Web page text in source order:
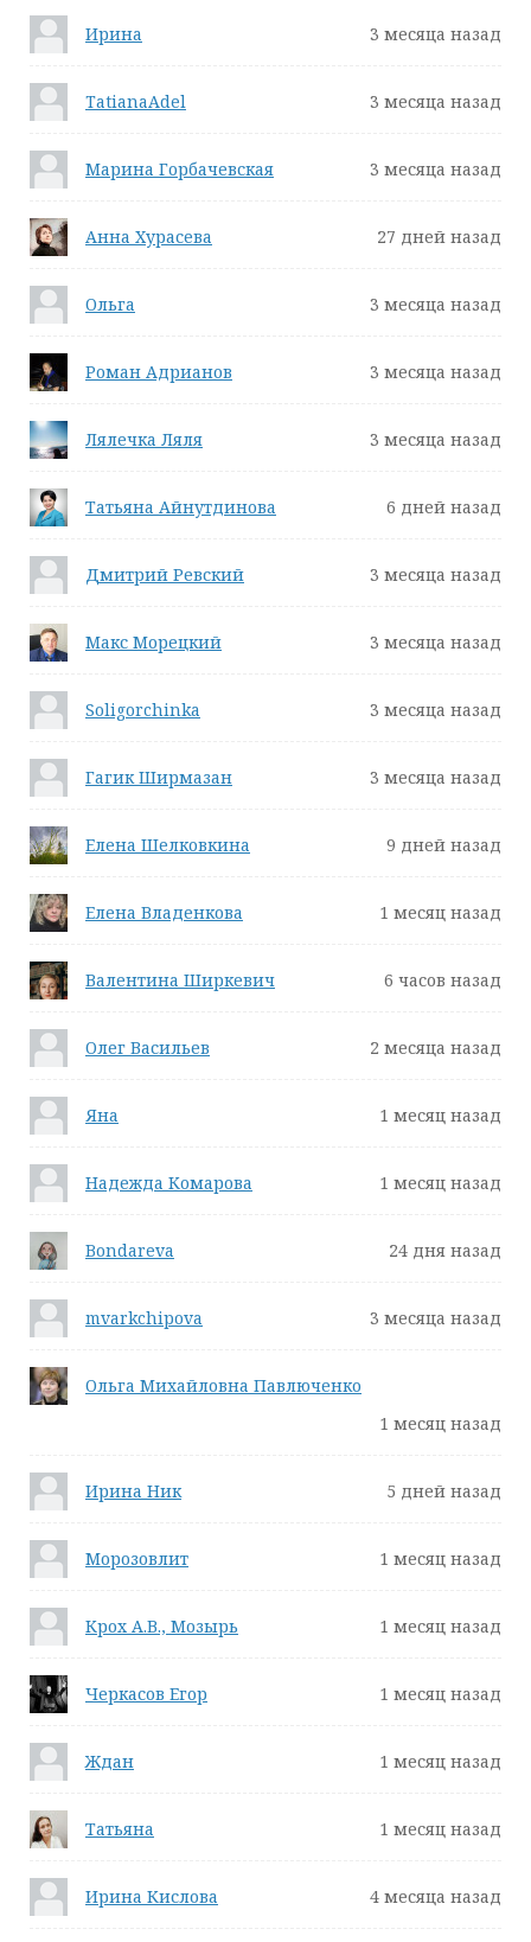
Ирина 3 месяца назад
TatianaAdel 3 месяца назад
Марина Горбачевская 3 месяца назад
Анна Хурасева 27 дней назад
Ольга 3 месяца назад
Роман Адрианов 3 месяца назад
Лялечка Ляля 3 месяца назад
Татьяна Айнутдинова 6 дней назад
Дмитрий Ревский 3 месяца назад
Макс Морецкий 3 месяца назад
Soligorchinka 3 месяца назад
Гагик Ширмазан 3 месяца назад
Елена Шелковкина 9 дней назад
Елена Владенкова 1 месяц назад
Валентина Ширкевич 6 часов назад
Олег Васильев 2 месяца назад
Яна 1 месяц назад
Надежда Комарова 1 месяц назад
Bondareva 24 дня назад
mvarkchipova 3 месяца назад
Ольга Михайловна Павлюченко
1 месяц назад
Ирина Ник 5 дней назад
Морозовлит 1 месяц назад
Крох А.В., Мозырь 1 месяц назад
Черкасов Егор 1 месяц назад
Ждан 1 месяц назад
Татьяна 1 месяц назад
Ирина Кислова 4 месяца назад